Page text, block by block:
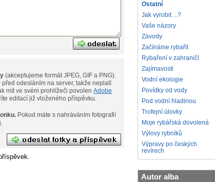
(akceptujeme formát JPEG, GIF a PNG).
odesláním na server, takže neplatí
omezení. Musíte však mít ve svém prohlížeči povolenAdobe
editací již vloženého příspěvku.
.
Ostatní
Jak vyrobit ...?
Vaše názory
Závody
Začínáme rybařit
Rybaření v zahraničí
Zajímavosti
Vodní ekologie
Povídky od vody
Pod vodní hladinou
Trofejní úlovky
Moje rybářská dovolená
Výlovy rybníků
Výpravy po českých
revírech
Autor alba